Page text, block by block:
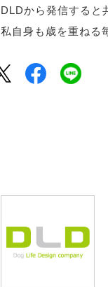
DLDから発信すると
私自身も歳を重ねる